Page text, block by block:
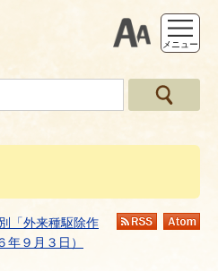
支援ツー
メニュー
RSS
「外来種駆除作
９月３日）